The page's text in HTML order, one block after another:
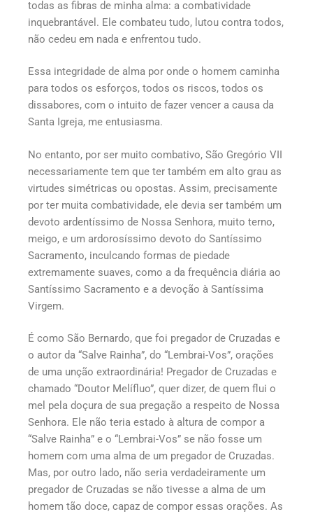
todas as fibras de minha alma: a combatividade
inquebrantável. Ele combateu tudo, lutou contra todos,
não cedeu em nada e enfrentou tudo.
Essa integridade de alma por onde o homem caminha
para todos os esforços, todos os riscos, todos os
dissabores, com o intuito de fazer vencer a causa da
Santa Igreja, me entusiasma.
No entanto, por ser muito combativo, São Gregório VII
necessariamente tem que ter também em alto grau as
virtudes simétricas ou opostas. Assim, precisamente
por ter muita combatividade, ele devia ser também um
devoto ardentíssimo de Nossa Senhora, muito terno,
meigo, e um ardorosíssimo devoto do Santíssimo
Sacramento, inculcando formas de piedade
extremamente suaves, como a da frequência diária ao
Santíssimo Sacramento e a devoção à Santíssima
Virgem.
É como São Bernardo, que foi pregador de Cruzadas e
o autor da “Salve Rainha”, do “Lembrai-Vos”, orações
de uma unção extraordinária! Pregador de Cruzadas e
chamado “Doutor Melífluo”, quer dizer, de quem flui o
mel pela doçura de sua pregação a respeito de Nossa
Senhora. Ele não teria estado à altura de compor a
“Salve Rainha” e o “Lembrai-Vos” se não fosse um
homem com uma alma de um pregador de Cruzadas.
Mas, por outro lado, não seria verdadeiramente um
pregador de Cruzadas se não tivesse a alma de um
homem tão doce, capaz de compor essas orações. As